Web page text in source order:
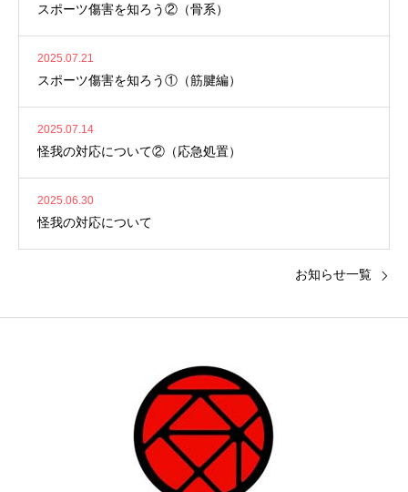
スポーツ傷害を知ろう②（骨系）
2025.07.21
スポーツ傷害を知ろう①（筋腱編）
2025.07.14
怪我の対応について②（応急処置）
2025.06.30
怪我の対応について
お知らせ一覧